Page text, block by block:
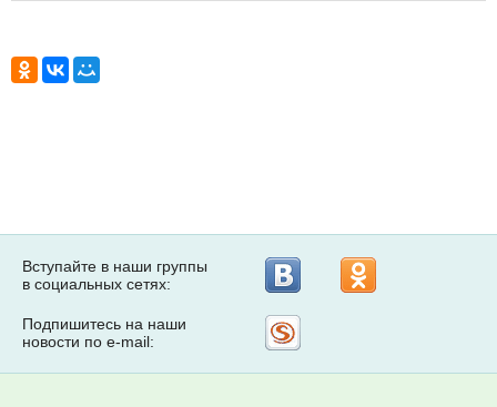
Вступайте в наши группы
в социальных сетях:
Подпишитесь на наши
новости по e-mail: